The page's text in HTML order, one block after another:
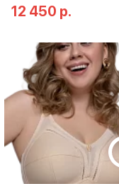
12 450 р.